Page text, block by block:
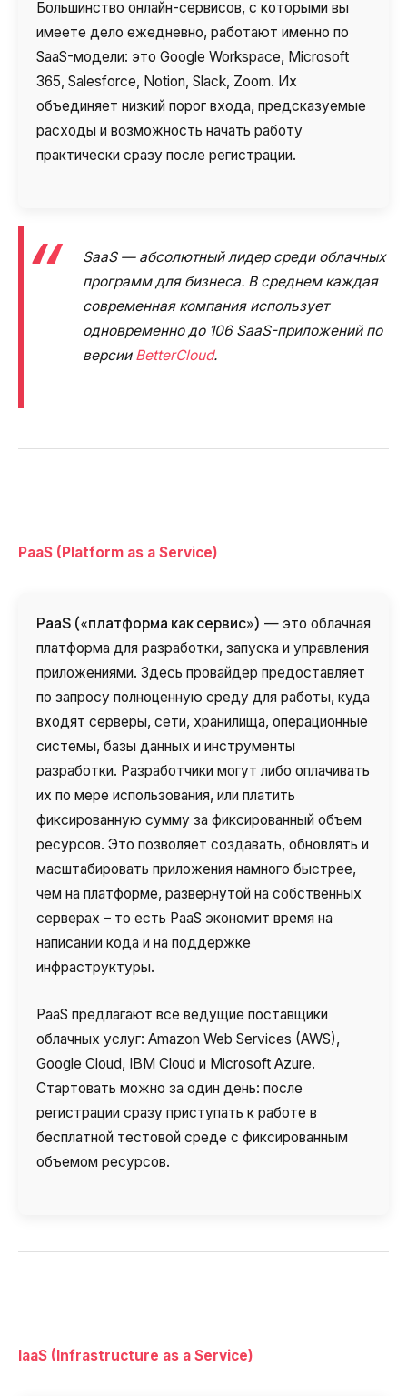
Большинство онлайн-сервисов, с которыми вы
имеете дело ежедневно, работают именно по
SaaS-модели: это Google Workspace, Microsoft
365, Salesforce, Notion, Slack, Zoom. Их
объединяет низкий порог входа, предсказуемые
расходы и возможность начать работу
практически сразу после регистрации.
SaaS — абсолютный лидер среди облачных
программ для бизнеса. В среднем каждая
современная компания использует
одновременно до 106 SaaS-приложений по
версии BetterCloud.
PaaS (Platform as a Service)
PaaS («платформа как сервис») — это облачная
платформа для разработки, запуска и управления
приложениями. Здесь провайдер предоставляет
по запросу полноценную среду для работы, куда
входят серверы, сети, хранилища, операционные
системы, базы данных и инструменты
разработки. Разработчики могут либо оплачивать
их по мере использования, или платить
фиксированную сумму за фиксированный объем
ресурсов. Это позволяет создавать, обновлять и
масштабировать приложения намного быстрее,
чем на платформе, развернутой на собственных
серверах – то есть PaaS экономит время на
написании кода и на поддержке
инфраструктуры.
PaaS предлагают все ведущие поставщики
облачных услуг: Amazon Web Services (AWS),
Google Cloud, IBM Cloud и Microsoft Azure.
Стартовать можно за один день: после
регистрации сразу приступать к работе в
бесплатной тестовой среде с фиксированным
объемом ресурсов.
IaaS (Infrastructure as a Service)